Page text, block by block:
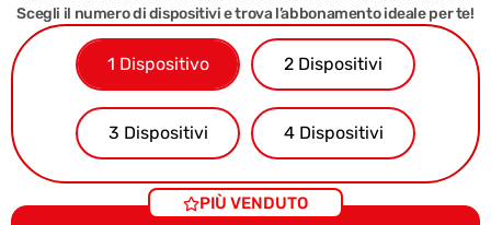
Scegli il numero di dispositivi e trova l’abbonamento ideale per te!
1 Dispositivo 2 Dispositivi
3 Dispositivi 4 Dispositivi
PIÙ VENDUTO